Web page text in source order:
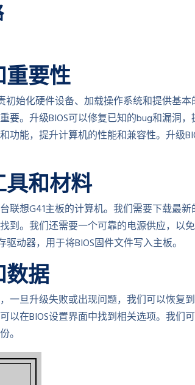
要性
初始化硬件设备、加载操作系统和提供基本
要。升级BIOS可以修复已知的bug和漏洞，
功能，提升计算机的性能和兼容性。升级
和材料
联想G41主板的计算机。我们需要下载最新
到。我们还需要一个可靠的电源供应，以
动器，用于将BIOS固件文件写入主板。
数据
一旦升级失败或出现问题，我们可以恢复
以在BIOS设置界面中找到相关选项。我们
。